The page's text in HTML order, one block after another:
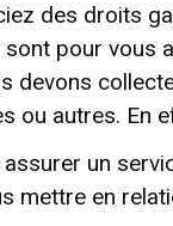
des droits
pour vous
devons
ou autres. En
un
mettre en